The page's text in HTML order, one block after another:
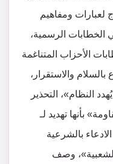
ومفاهيم
الخطابات الرسمية،
الأحزاب المتناغمة
بالسلام والاستقرار،
النظام»، التحذير
بأنها تهديد لـ
بالشرعية
وصف